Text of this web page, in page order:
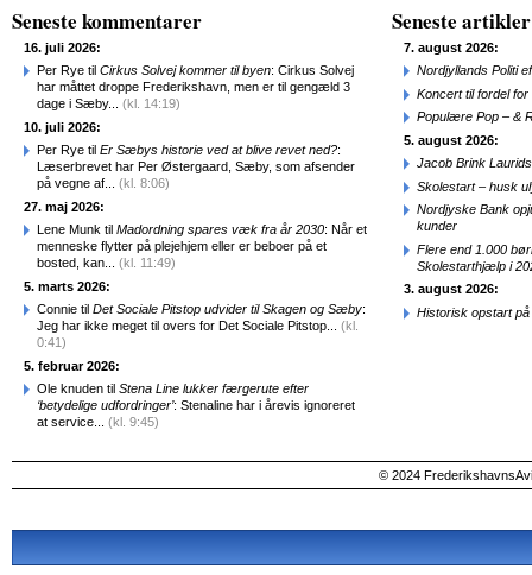
Seneste kommentarer
16. juli 2026:
Per Rye til Cirkus Solvej kommer til byen: Cirkus Solvej
har måttet droppe Frederikshavn, men er til gengæld 3
dage i Sæby... (kl. 14:19)
10. juli 2026:
Per Rye til Er Sæbys historie ved at blive revet ned?:
Læserbrevet har Per Østergaard, Sæby, som afsender
på vegne af... (kl. 8:06)
27. maj 2026:
Lene Munk til Madordning spares væk fra år 2030: Når et
menneske flytter på plejehjem eller er beboer på et
bosted, kan... (kl. 11:49)
5. marts 2026:
Connie til Det Sociale Pitstop udvider til Skagen og Sæby:
Jeg har ikke meget til overs for Det Sociale Pitstop... (kl.
0:41)
5. februar 2026:
Ole knuden til Stena Line lukker færgerute efter
‘betydelige udfordringer’: Stenaline har i årevis ignoreret
at service... (kl. 9:45)
Seneste artikler
7. august 2026:
Nordjyllands Politi
Koncert til fordel
Populære Pop – &
5. august 2026:
Jacob Brink
Skolestart – husk
Nordjyske Bank
kunder
Flere end 1.000
Skolestarthjælp i
3. august 2026:
Historisk opstart
© 2024